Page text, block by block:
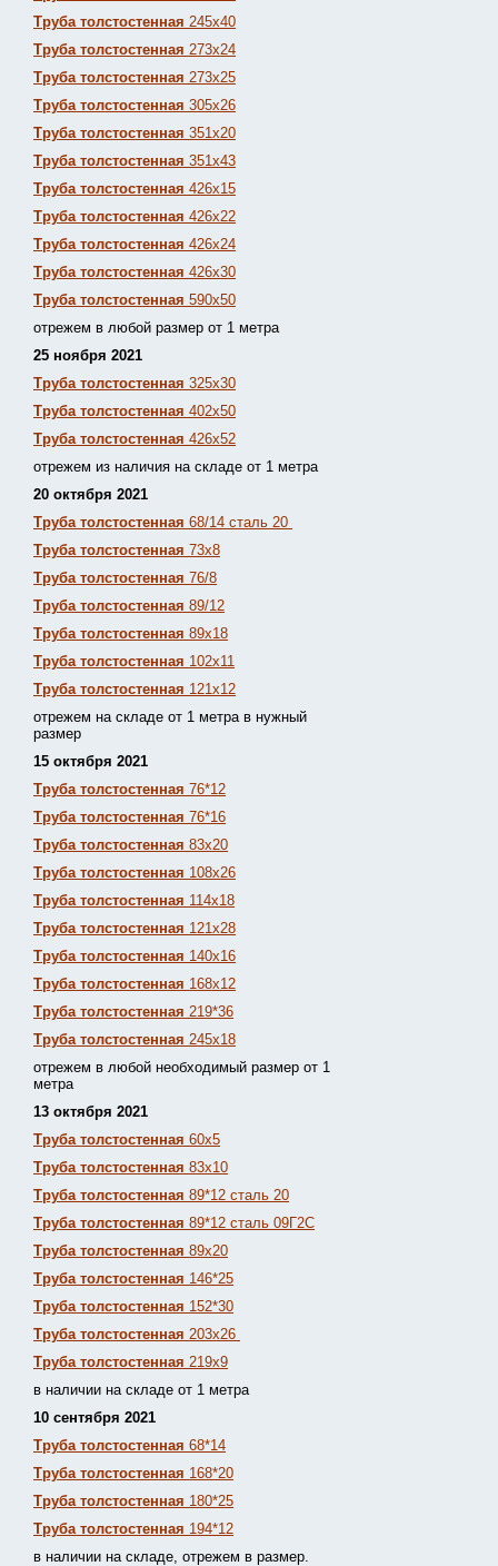
Труба толстостенная 245х40
Труба толстостенная 273х24
Труба толстостенная 273х25
Труба толстостенная 305х26
Труба толстостенная 351х20
Труба толстостенная 351х43
Труба толстостенная 426х15
Труба толстостенная 426х22
Труба толстостенная 426х24
Труба толстостенная 426х30
Труба толстостенная 590х50
отрежем в любой размер от 1 метра
25 ноября 2021
Труба толстостенная 325х30
Труба толстостенная 402х50
Труба толстостенная 426х52
отрежем из наличия на складе от 1 метра
20 октября 2021
Труба толстостенная 68/14 сталь 20
Труба толстостенная 73х8
Труба толстостенная 76/8
Труба толстостенная 89/12
Труба толстостенная 89х18
Труба толстостенная 102х11
Труба толстостенная 121х12
отрежем на складе от 1 метра в нужный
размер
15 октября 2021
Труба толстостенная 76*12
Труба толстостенная 76*16
Труба толстостенная 83х20
Труба толстостенная 108х26
Труба толстостенная 114х18
Труба толстостенная 121х28
Труба толстостенная 140х16
Труба толстостенная 168х12
Труба толстостенная 219*36
Труба толстостенная 245х18
отрежем в любой необходимый размер от 1
метра
13 октября 2021
Труба толстостенная 60х5
Труба толстостенная 83х10
Труба толстостенная 89*12 сталь 20
Труба толстостенная 89*12 сталь 09Г2С
Труба толстостенная 89х20
Труба толстостенная 146*25
Труба толстостенная 152*30
Труба толстостенная 203х26
Труба толстостенная 219х9
в наличии на складе от 1 метра
10 сентября 2021
Труба толстостенная 68*14
Труба толстостенная 168*20
Труба толстостенная 180*25
Труба толстостенная 194*12
в наличии на складе, отрежем в размер.